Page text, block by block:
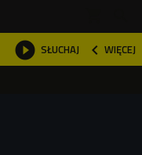
 SŁUCHAJ  WIĘCEJ
